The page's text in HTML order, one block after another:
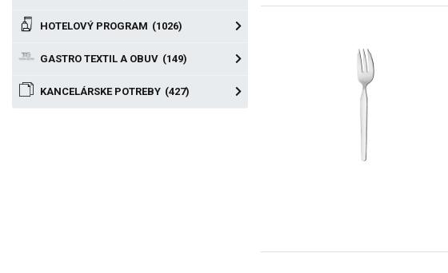
HOTELOVÝ PROGRAM (1026)
GASTRO TEXTIL A OBUV (149)
KANCELÁRSKE POTREBY (427)